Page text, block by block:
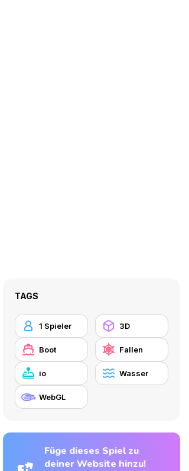
TAGS
1 Spieler 3D
Boot Fallen
io Wasser
WebGL
Füge dieses Spiel zu
deiner Website hinzu!